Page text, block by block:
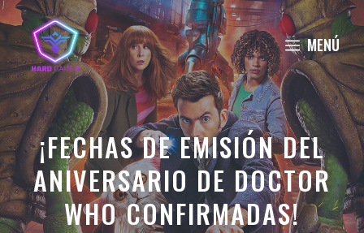
Saltar
al
contenido
MENÚ
¡FECHAS DE EMISIÓN DEL
ANIVERSARIO DE DOCTOR
WHO CONFIRMADAS!